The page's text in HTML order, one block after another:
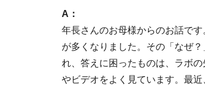
A：
年長さんのお母様からのお話で
が多くなりました。その「なぜ
れ、答えに困ったものは、ラボ
やビデオをよく見ています。最